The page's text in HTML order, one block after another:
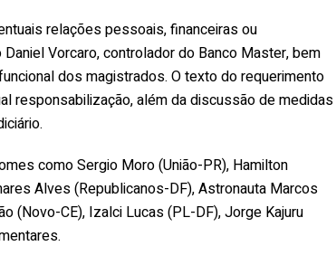
relações pessoais, financeiras ou
Vorcaro, controlador do Banco Master, bem
dos magistrados. O texto do requerimento
responsabilização, além da discussão de medidas
como Sergio Moro (União-PR), Hamilton
Alves (Republicanos-DF), Astronauta Marcos
(Novo-CE), Izalci Lucas (PL-DF), Jorge Kajuru